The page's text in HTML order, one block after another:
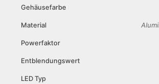
Gehäusefarbe
Material
Powerfaktor
Entblendungswert
LED Typ